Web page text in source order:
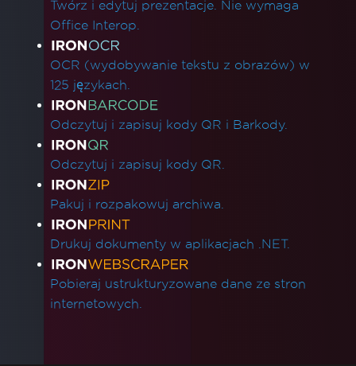
Twórz i edytuj prezentacje. Nie wymaga
Office Interop.
OCR (wydobywanie tekstu z obrazów) w
125 językach.
Odczytuj i zapisuj kody QR i Barkody.
Odczytuj i zapisuj kody QR.
Pakuj i rozpakowuj archiwa.
Drukuj dokumenty w aplikacjach .NET.
Pobieraj ustrukturyzowane dane ze stron
internetowych.